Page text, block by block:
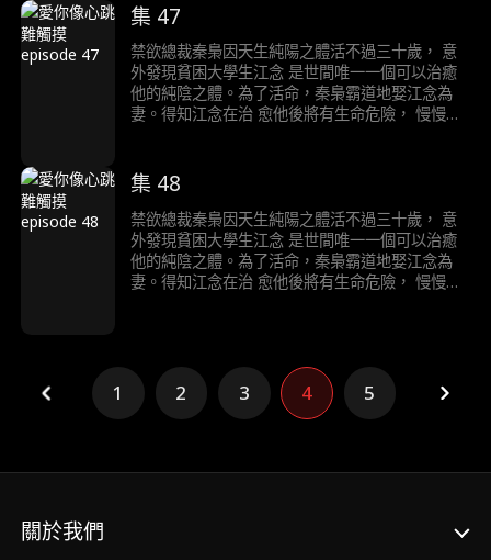
集 47
禁欲總裁秦梟因天生純陽之體活不過三十歲， 意
外發現貧困大學生江念 是世間唯一一個可以治癒
他的純陰之體。為了活命，秦梟霸道地娶江念為
妻。得知江念在治 愈他後將有生命危險， 慢慢愛
集 48
禁欲總裁秦梟因天生純陽之體活不過三十歲， 意
外發現貧困大學生江念 是世間唯一一個可以治癒
他的純陰之體。為了活命，秦梟霸道地娶江念為
妻。得知江念在治 愈他後將有生命危險， 慢慢愛
1 2 3 4 5
關於我們